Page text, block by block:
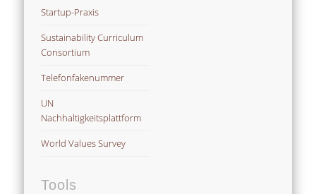
Startup-Praxis
Sustainability Curriculum
Consortium
Telefonfakenummer
UN
Nachhaltigkeitsplattform
World Values Survey
Tools